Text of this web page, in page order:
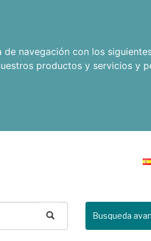
navegación con los
productos y servicios y
Busqueda